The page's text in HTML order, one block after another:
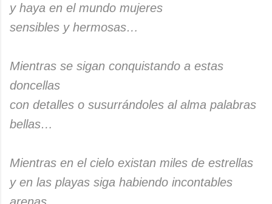
y haya en el mundo mujeres
sensibles y hermosas…
Mientras se sigan conquistando a estas
doncellas
con detalles o susurrándoles al alma palabras
bellas…
Mientras en el cielo existan miles de estrellas
y en las playas siga habiendo incontables